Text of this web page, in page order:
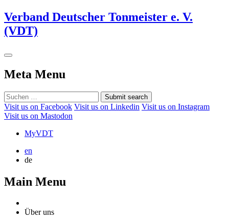
Verband Deutscher Tonmeister e. V.
(VDT)
Meta Menu
Submit search
Visit us on Facebook Visit us on Linkedin Visit us on Instagram
Visit us on Mastodon
MyVDT
en
de
Main Menu
Über uns